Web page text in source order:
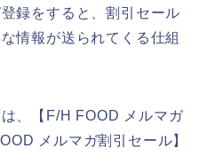
録をすると、割引セール
情報が送られてくる仕組
、【F/H FOOD メルマガ
メルマガ割引セール】